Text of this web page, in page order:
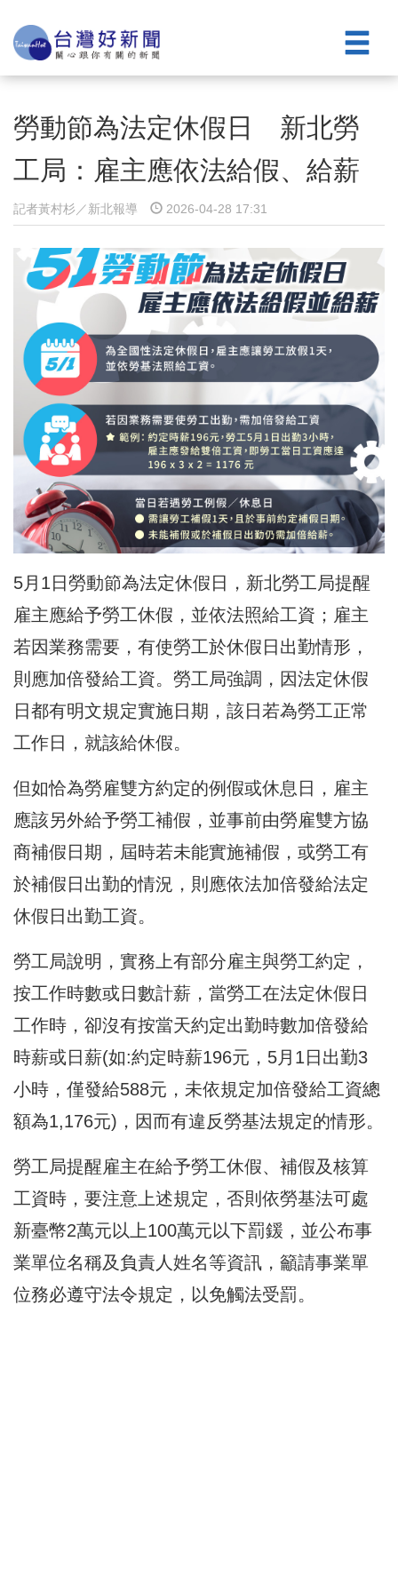
勞動節為法定休假日 新北勞
工局：雇主應依法給假、給薪
記者黃村杉／新北報導 2026-04-28 17:31
5月1日勞動節為法定休假日， 新北勞工局提醒
雇主應給予勞工休假，並依法照給工資；雇主
若因業務需要，有使勞工於休假日出勤情形，
則應加倍發給工資。勞工局強調，因法定休假
日都有明文規定實施日期，該日若為勞工正常
工作日，就該給休假。
但如恰為勞雇雙方約定的例假或休息日，雇主
應該另外給予勞工補假，並事前由勞雇雙方協
商補假日期，屆時若未能實施補假，或勞工有
於補假日出勤的情況，則應依法加倍發給法定
休假日出勤工資。
勞工局說明，實務上有部分雇主與勞工約定，
按工作時數或日數計薪，當勞工在法定休假日
工作時，卻沒有按當天約定出勤時數加倍發給
時薪或日薪(如:約定時薪196元，5月1日出勤3
小時，僅發給588元，未依規定加倍發給工資總
額為1,176元)，因而有違反勞基法規定的情形。
勞工局提醒雇主在給予勞工休假、補假及核算
工資時，要注意上述規定，否則依勞基法可處
新臺幣2萬元以上100萬元以下罰鍰，並公布事
業單位名稱及負責人姓名等資訊，籲請事業單
位務必遵守法令規定，以免觸法受罰。